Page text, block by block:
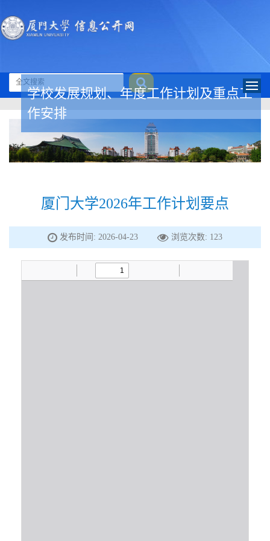
学校发展规划、年度工作计划及重点工
作安排
厦门大学2026年工作计划要点
发布时间: 2026-04-23 浏览次数: 123